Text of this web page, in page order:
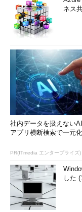
ネス
社内データを扱えない
アプリ横断検索で一元化
PR(ITmedia エンタープライズ)
した